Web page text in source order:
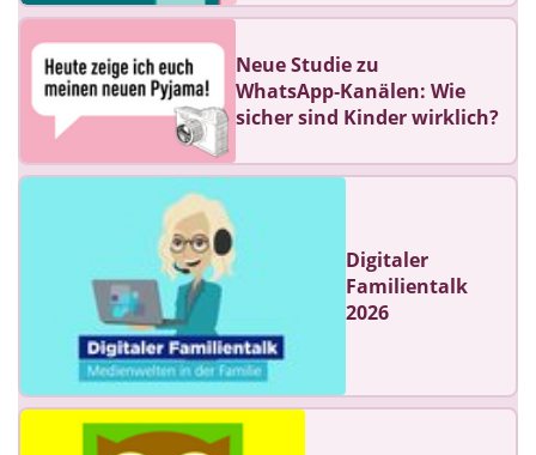
Neue Studie zu
WhatsApp‑Kanälen: Wie
sicher sind Kinder wirklich?
Digitaler
Familientalk
2026